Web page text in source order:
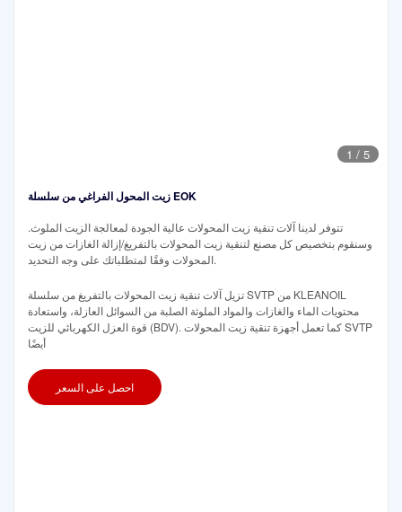
1 / 5
زيت المحول الفراغي من سلسلة EOK
تتوفر لدينا آلات تنقية زيت المحولات عالية الجودة لمعالجة الزيت الملوث.
وسنقوم بتخصيص كل مصنع لتنقية زيت المحولات بالتفريغ/إزالة الغازات من زيت
المحولات وفقًا لمتطلباتك على وجه التحديد.
تزيل آلات تنقية زيت المحولات بالتفريغ من سلسلة SVTP من KLEANOIL
محتويات الماء والغازات والمواد الملوثة الصلبة من السوائل العازلة، واستعادة
قوة العزل الكهربائي للزيت (BDV). كما تعمل أجهزة تنقية زيت المحولات SVTP
أيضًا
احصل على السعر